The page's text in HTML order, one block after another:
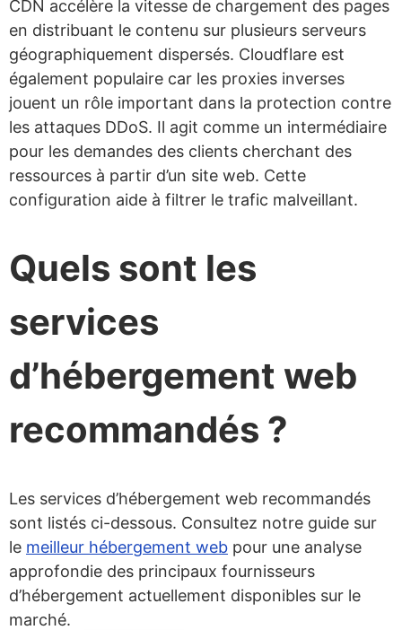
CDN accélère la vitesse de chargement des pages
en distribuant le contenu sur plusieurs serveurs
géographiquement dispersés. Cloudflare est
également populaire car les proxies inverses
jouent un rôle important dans la protection contre
les attaques DDoS. Il agit comme un intermédiaire
pour les demandes des clients cherchant des
ressources à partir d’un site web. Cette
configuration aide à filtrer le trafic malveillant.
Quels sont les
services
d’hébergement web
recommandés ?
Les services d’hébergement web recommandés
sont listés ci-dessous. Consultez notre guide sur
le meilleur hébergement web pour une analyse
approfondie des principaux fournisseurs
d’hébergement actuellement disponibles sur le
marché.